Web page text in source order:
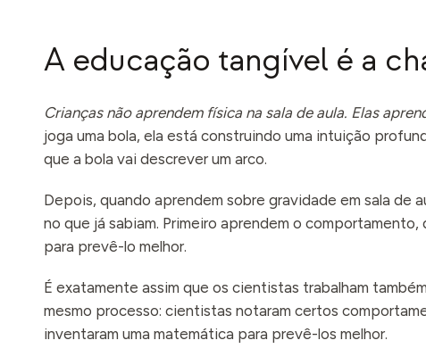
A educação tangível é a
Crianças não aprendem física na sala de aula. Elas
joga uma bola, ela está construindo uma intuição
que a bola vai descrever um arco.
Depois, quando aprendem sobre gravidade em sala de
no que já sabiam. Primeiro aprendem o
para prevê-lo melhor.
É exatamente assim que os cientistas trabalham
mesmo processo: cientistas notaram certos
inventaram uma matemática para prevê-los melhor.